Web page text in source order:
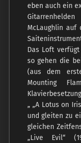
eben auch ein
McLaughlin auf
Das Loft
so gehen die
(aus dem
Mounting
„ „A Lotus on
und gleiten zu
gleichen
„Live Evil“